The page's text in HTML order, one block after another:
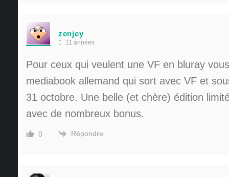
zenjey
11 années
Pour ceux qui veulent une VF en bluray
mediabook allemand qui sort avec VF et
31 octobre. Une belle (et chère) édition
avec de nombreux bonus.
0 Répondre